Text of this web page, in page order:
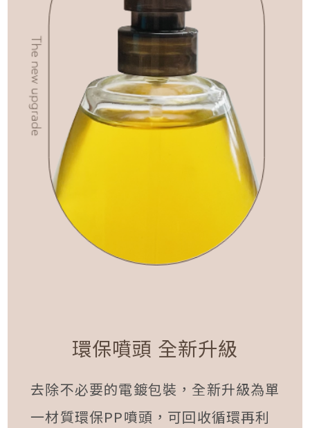
環保噴頭 全新升級
去除不必要的電鍍包裝，全新升級為單
一材質環保PP噴頭，可回收循環再利